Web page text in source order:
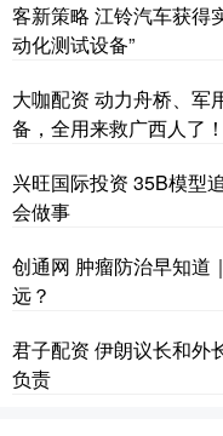
客新策略 江铃汽车获得
动化测试设备”
大咖配资 动力舟桥、军
备，全用来救广西人了！
兴旺国际投资 35B模型
会做事
创通网 肿瘤防治早知道
远？
君子配资 伊朗议长和外
负责